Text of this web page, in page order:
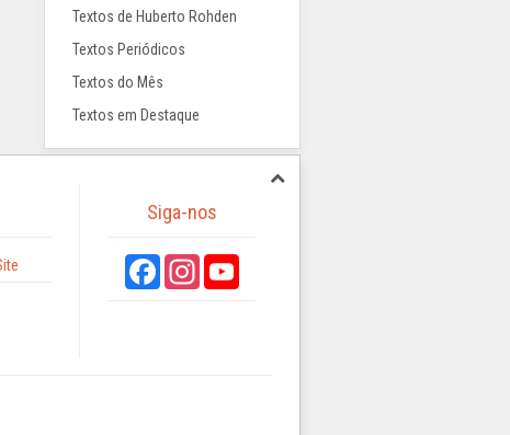
Textos de Huberto Rohden
Textos Periódicos
Textos do Mês
Textos em Destaque
Siga-nos